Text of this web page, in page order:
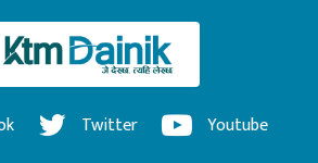
Twitter Youtube